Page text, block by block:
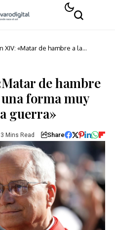
XIV: «Matar de hambre a la
de hambre
forma muy
guerra»
3 Mins Read Share